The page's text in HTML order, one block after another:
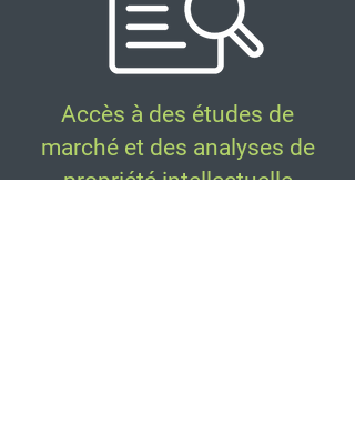
Accès à des études de
marché et des analyses de
propriété intellectuelle